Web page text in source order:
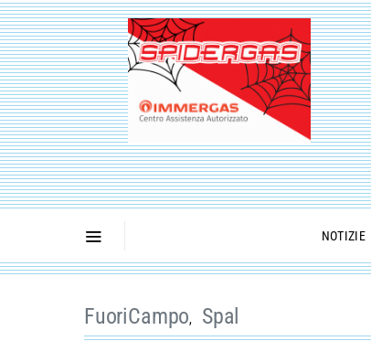
NOTIZIE
FuoriCampo Spal